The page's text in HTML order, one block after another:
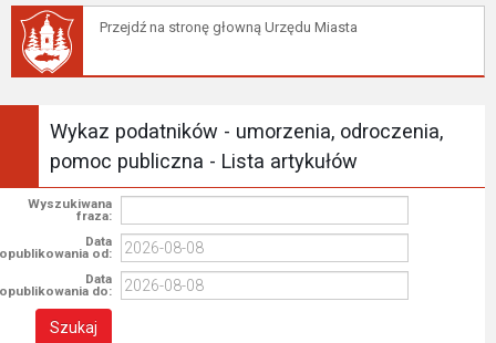
Przejdź na stronę głowną Urzędu Miasta
Wykaz podatników - umorzenia, odroczenia,
pomoc publiczna - Lista artykułów
Wyszukiwana
fraza:
Data
opublikowania od:
Data
opublikowania do: